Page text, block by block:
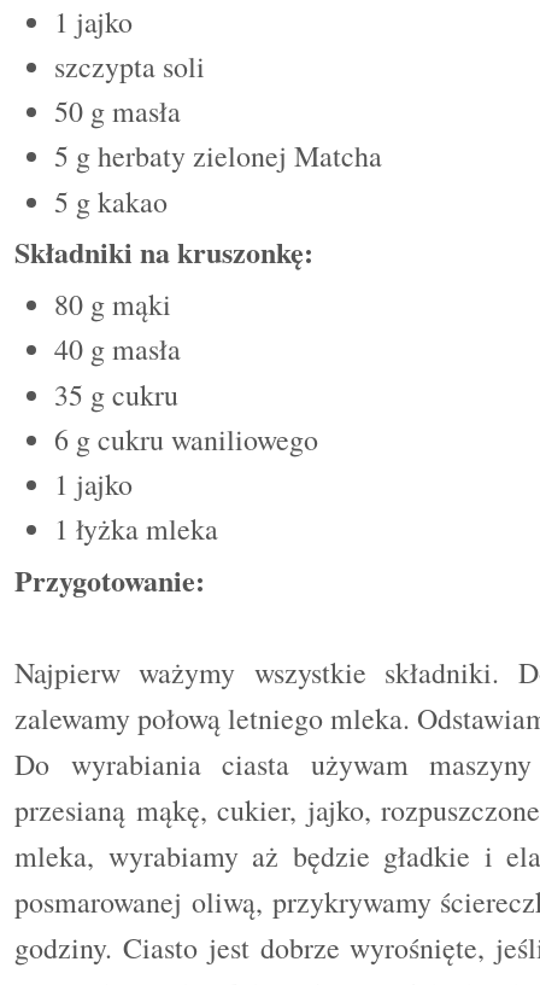
1 jajko
szczypta soli
50 g masła
5 g herbaty zielonej Matcha
5 g kakao
Składniki na kruszonkę:
80 g mąki
40 g masła
35 g cukru
6 g cukru waniliowego
1 jajko
1 łyżka mleka
Przygotowanie:
Najpierw ważymy wszystkie składniki.
zalewamy połową letniego mleka.
Do wyrabiania ciasta używam
przesianą mąkę, cukier, jajko,
mleka, wyrabiamy aż będzie gładkie i
posmarowanej oliwą, przykrywamy
godziny. Ciasto jest dobrze wyrośnięte,